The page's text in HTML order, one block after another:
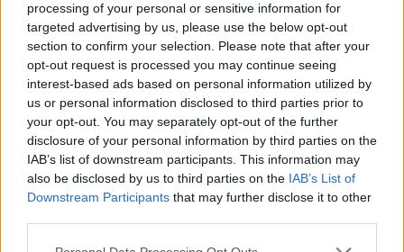
processing of your personal or sensitive information for
targeted advertising by us, please use the below opt-out
section to confirm your selection. Please note that after your
opt-out request is processed you may continue seeing
interest-based ads based on personal information utilized by
us or personal information disclosed to third parties prior to
your opt-out. You may separately opt-out of the further
disclosure of your personal information by third parties on the
IAB’s list of downstream participants. This information may
also be disclosed by us to third parties on the IAB’s List of
Downstream Participants that may further disclose it to other
Please note that this website/app uses one or more Google
Paks: hétfőn és talán még kedden üzemben tartható
az utolsó turbina
MAGYAR ÉPÍTŐK